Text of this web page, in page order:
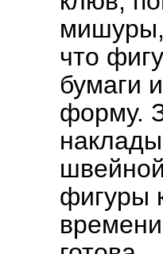
мишуры,
что
бумаги
форму.
фигуры